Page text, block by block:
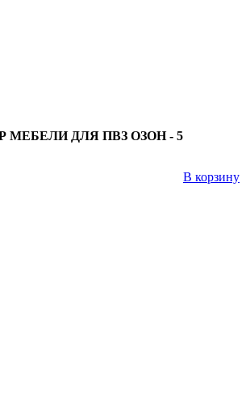
МЕБЕЛИ ДЛЯ ПВЗ ОЗОН - 5
В корзину